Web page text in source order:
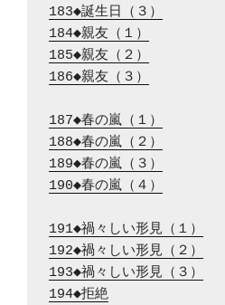
183◆誕生日（３）
184◆親友（１）
185◆親友（２）
186◆親友（３）
187◆春の嵐（１）
188◆春の嵐（２）
189◆春の嵐（３）
190◆春の嵐（４）
191◆禍々しい形見（１）
192◆禍々しい形見（２）
193◆禍々しい形見（３）
194◆拒絶